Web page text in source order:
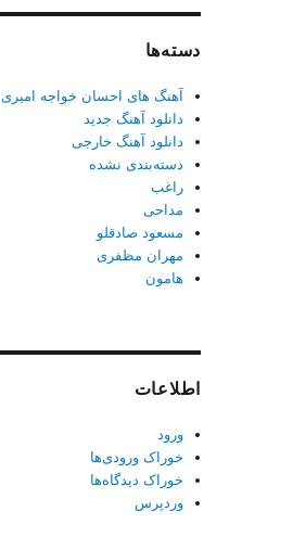
دسته‌ها
آهنگ های احسان خواجه امیری
دانلود آهنگ جدید
دانلود آهنگ خارجی
دسته‌بندی نشده
راغب
مداحی
مسعود صادقلو
مهران مظفری
هامون
اطلاعات
ورود
خوراک ورودی‌ها
خوراک دیدگاه‌ها
وردپرس